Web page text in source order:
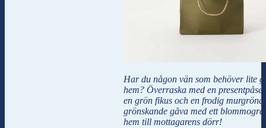
Har du någon vän som behöver lite
hem? Överraska med en presentpåse
en grön fikus och en frodig
grönskande gåva med ett
hem till mottagarens dörr!